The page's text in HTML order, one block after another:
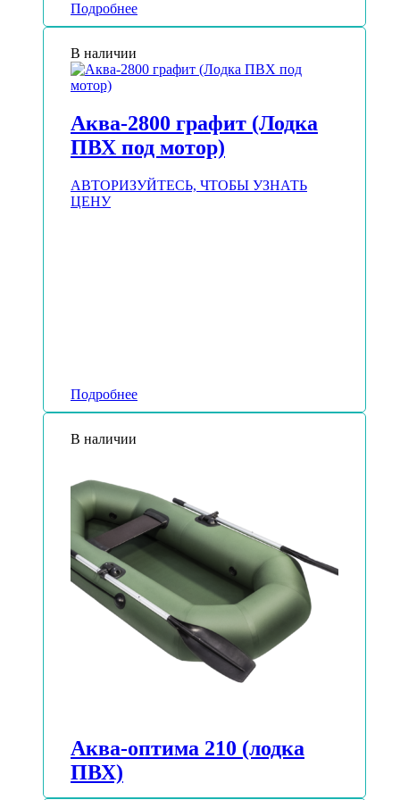
Подробнее
В наличии
Аква-2800 графит (Лодка
ПВХ под мотор)
АВТОРИЗУЙТЕСЬ, ЧТОБЫ УЗНАТЬ
ЦЕНУ
Подробнее
В наличии
Аква-оптима 210 (лодка
ПВХ)